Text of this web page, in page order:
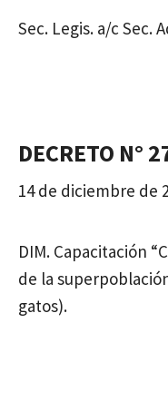
Sec. Legis. a/c Sec.
DECRETO N°
14 de diciembre de
DIM. Capacitación
de la
gatos).